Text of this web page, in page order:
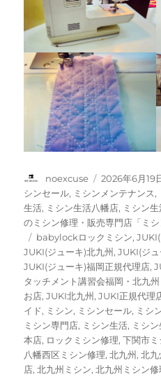
投
稿
者
noexcuse
投
稿
日:
2026年6月19
シンセール, ミシンメンテナンス,
生活, ミシン生活八幡店, ミシン
のミシン修理・販売専門店「ミシ
タ
グ
babylockロックミシン,
JUKI(ジューキ)北九州 ,JUKI(ジ
JUKI(ジューキ)福岡正規代理店,
タッチメント講習会福岡・北九
お店,JUKI北九州 ,JUKI正規代理
イド, ミシン, ミシンセール, ミシ
ミシン専門店, ミシン生活, ミシ
本店, ロックミシン修理,下関市
八幡西区ミシン修理,北九州 ,北
店,北九州ミシン,北九州ミシン修